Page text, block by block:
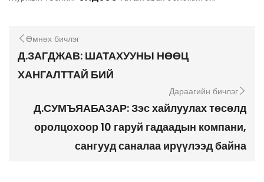
Өмнөх бичлэг
Д.ЗАГДЖАВ: ШАТАХУУНЫ НӨӨЦ
ХАНГАЛТТАЙ БИЙ
Дараагийн бичлэг
Д.СУМЪЯАБАЗАР: Зэс хайлуулах төсөлд
оролцохоор 10 гаруй гадаадын компани,
сангууд саналаа ирүүлээд байна